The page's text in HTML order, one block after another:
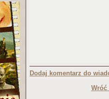
Dodaj komentarz do
Wróć